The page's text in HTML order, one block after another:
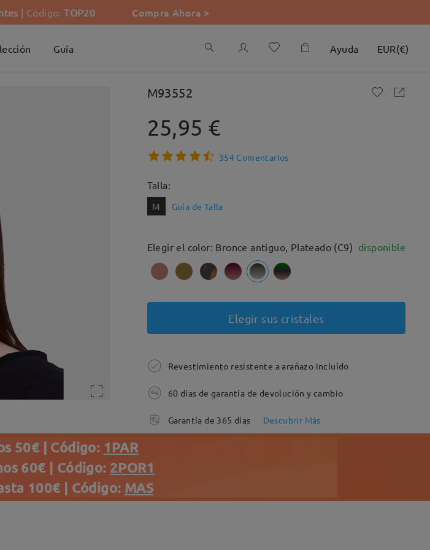
| Código:TOP20 Compra Ahora >
Guía Ayuda EUR(€)
M93552
25,95 €
354 Comentarios
Talla:
M Guía de Talla
Elegir el color: Bronce antiguo, Plateado (C9) disponible
Elegir sus cristales
Revestimiento resistente a arañazo incluído
60 días de garantía de devolución y cambio
Garantía de 365 días Descubrir Más
50€ | Código: 1PAR
60€ | Código: 2POR1
100€ | Código: MAS